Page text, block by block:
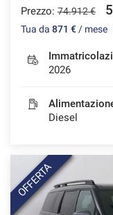
Prezzo: 74.912 €
Tua da 871 € / mese
2026
Diesel
OFFERTA